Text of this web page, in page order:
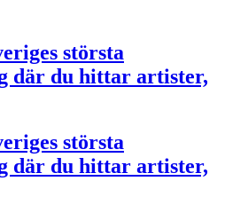
största
där du hittar artister,
största
där du hittar artister,